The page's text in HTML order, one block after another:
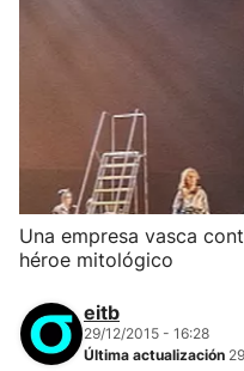
Una empresa vasca
héroe mitológico
eitb
29/12/2015 - 16:28
Última actualización